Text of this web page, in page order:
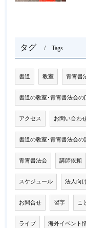
タグ Tags
書道 教室 青霄書
書道の教室･青霄書法会の
アクセス お問い合わ
書道の教室･青霄書法会の
青霄書法会 講師依頼
スケジュール 法人向
お問合せ 習字 こ
ライブ 海外イベント